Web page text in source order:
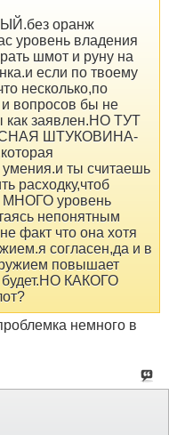
оранж
уровень владения
шмот и руну на
если по твоему
несколько,по
вопросов бы не
как заявлен.НО ТУТ
ШТУКОВИНА-
умения.и ты считаешь
расходку,чтоб
уровень
непонятным
факт что она хотя
согласен,да и в
повышает
будет.НО КАКОГО
немного в